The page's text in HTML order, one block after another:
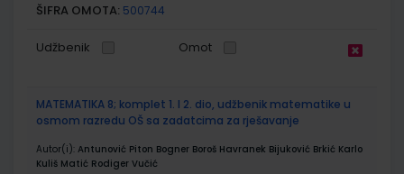
ŠIFRA OMOTA: 500744
Udžbenik Omot
MATEMATIKA 8; komplet 1. I 2. dio, udžbenik matematike u
osmom razredu OŠ sa zadatcima za rješavanje
Autor(i): Antunović Piton Bogner Boroš Havranek Bijuković Brkić Karlo
Kuliš Matić Rodiger Vučić